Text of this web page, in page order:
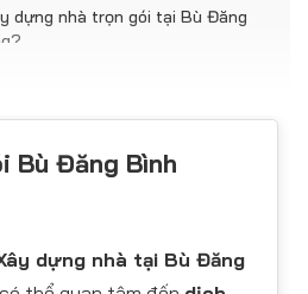
dựng nhà trọn gói tại Bù Đăng
về chi phí xây nhà trọn gói tại Bù
xây nhà trọn gói Bù Đăng Bình
gói tiêu biểu của KIẾN TRÚC MAI
KIẾN TRÚC MAI VIỆT khi xây nhà
Phước
Bù Đăng Bình
dựng nhà tại Bù Đăng